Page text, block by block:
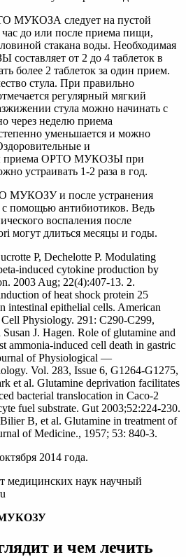
МУКОЗА следует на пустой
час до или после приема пищи,
стакана воды. Необходимая
от 2 до 4 таблеток в
более 2 таблеток за один прием.
стула. При правильно
регулярный мягкий
стула можно начинать с
через неделю приема
уменьшается и можно
и
приема ОРТО МУКОЗЫ при
устраивать 1-2 раза в год.
МУКОЗУ и после устранения
помощью антибиотиков. Ведь
воспаления после
могут длиться месяцы и годы.
P, Dechelotte P. Modulating
induced cytokine production by
2003 Aug; 22(4):407-13. 2.
of heat shock protein 25
intestinal epithelial cells. American
Physiology. 291: C290-C299,
J. Hagen. Role of glutamine and
ammonia-induced cell death in gastric
of Physiological —
Vol. 283, Issue 6, G1264-G1275,
et al. Glutamine deprivation facilitates
bacterial translocation in Caco-2
fuel substrate. Gut 2003;52:224-230.
B, et al. Glutamine in treatment of
of Medicine., 1957; 53: 840-3.
2014 года.
медицинских наук научный
МУКОЗУ
и чем лечить